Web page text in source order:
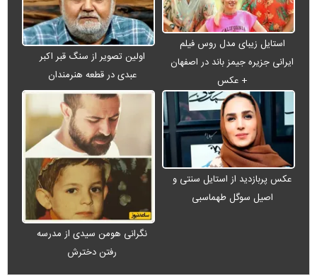
استایل زیبای مدل روس فیلم
ایرانی جزیره جیمز باند در اصفهان
+ عکس
اولین تصویر از سنگ قبر اکبر
عبدی در قطعه هنرمندان
عکس پربازدید از استایل سنتی و
اصیل سوگل طهماسبی
نگرانی هومن سیدی از مدرسه
رفتن دخترش